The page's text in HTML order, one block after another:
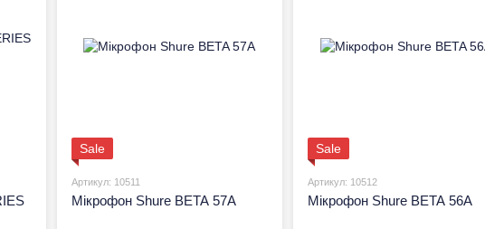
Sale
Артикул: 10511
Мікрофон Shure BETA 57A
Sale
Артикул: 10512
Мікрофон Shure BETA 56A